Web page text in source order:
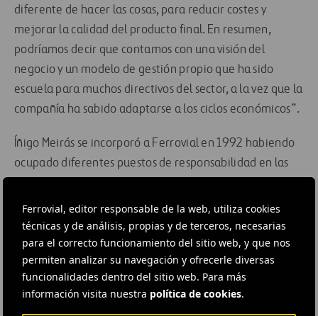
Ferrovial, editor responsable de la web, utiliza cookies
técnicas y de análisis, propias y de terceros, necesarias
para el correcto funcionamiento del sitio web, y que nos
permiten analizar su navegación y ofrecerle diversas
funcionalidades dentro del sitio web. Para más
información visita nuestra política de cookies.
diferente de hacer las cosas, para reducir costes y
mejorar la calidad del producto final. En resumen,
podríamos decir que contamos con una visión del
negocio y un modelo de gestión propio que ha sido
escuela para muchos directivos del sector, a la vez que la
compañía ha sabido adaptarse a los ciclos económicos”.
Íñigo Meirás se incorporó a Ferrovial en 1992 habiendo
ocupado diferentes puestos de responsabilidad en las
su nombramiento como consejero delegado en 2009.
#Cultura empresarial #Estrategia empresarial
#Gestión #Personas y equipo # Recursos humanos
#Talento #Ferrovial